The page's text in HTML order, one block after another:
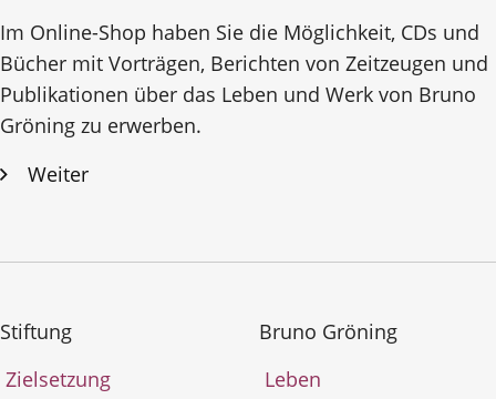
Im Online-Shop haben Sie die Möglichkeit, CDs und
Bücher mit Vorträgen, Berichten von Zeitzeugen und
Publikationen über das Leben und Werk von Bruno
Gröning zu erwerben.
Weiter
Stiftung
Zielsetzung
Bruno Gröning
Leben